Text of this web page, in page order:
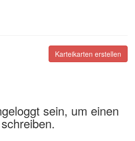
Karteikarten erstellen
sein, um einen